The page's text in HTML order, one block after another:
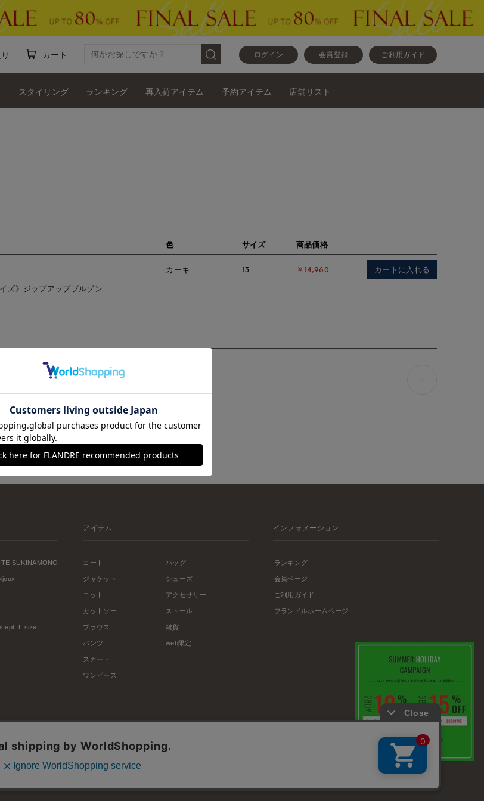
ログイン 会員登録 ご利用ガイド
カート
スタイリング ランキング 再入荷アイテム 予約アイテム 店舗リスト
色 サイズ 商品価格
ズ》ジップアップブルゾン
カーキ 13 ￥14,960 カートに入れる
SUKINAMONO
L size
アイテム
コート
ジャケット
ニット
カットソー
ブラウス
パンツ
スカート
ワンピース
バッグ
シューズ
アクセサリー
ストール
雑貨
web限定
インフォメーション
ランキング
会員ページ
ご利用ガイド
フランドルホームページ